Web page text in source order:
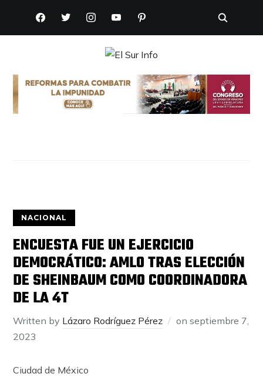
FACEBOOKTWITTERINSTAGRAMYOUTUBEPINTEREST
NACIONAL
ENCUESTA FUE UN EJERCICIO
DEMOCRÁTICO: AMLO TRAS ELECCIÓN
DE SHEINBAUM COMO COORDINADORA
DE LA 4T
Written by Lázaro Rodríguez Pérez onseptiembre 7,
2023
Ciudad de México